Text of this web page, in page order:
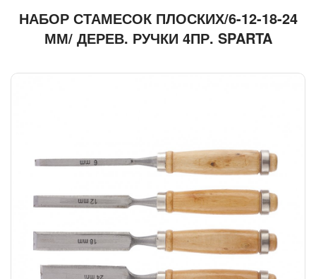
НАБОР СТАМЕСОК ПЛОСКИХ/6-12-18-24
ММ/ ДЕРЕВ. РУЧКИ 4ПР. SPARTA